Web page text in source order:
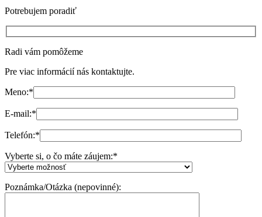
Potrebujem poradiť
Radi vám pomôžeme
Pre viac informácií nás kontaktujte.
Meno:*
E-mail:*
Telefón:*
Vyberte si, o čo máte záujem:*
Poznámka/Otázka (nepovinné):